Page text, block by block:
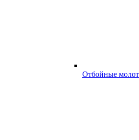
Отбойные